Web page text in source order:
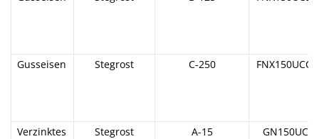
Gusseisen Stegrost C-250
Verzinktes
Stegrost A-15 GN150UCA